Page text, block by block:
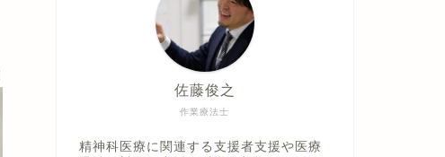
作業療法士
佐藤俊之
精神科医療に関連する支援者支援や医療